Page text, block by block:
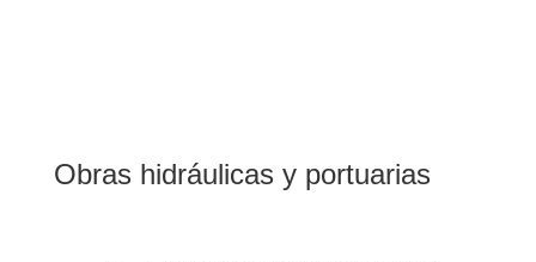
Obras hidráulicas y portuarias